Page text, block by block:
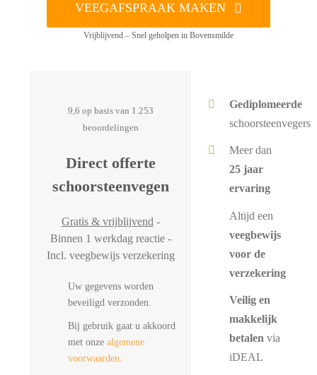
VEEGAFSPRAAK MAKEN
Vrijblijvend – Snel geholpen in Bovensmilde
9,6 op basis van 1.253
beoordelingen
Direct offerte
schoorsteenvegen
Gratis & vrijblijvend -
Binnen 1 werkdag reactie -
Incl. veegbewijs verzekering
Uw gegevens worden
beveiligd verzonden.
Bij gebruik gaat u akkoord
met onze algemene
voorwaarden.
Gediplomeerde
schoorsteenvegers
Meer dan
25 jaar
ervaring
Altijd een
veegbewijs
voor de
verzekering
Veilig en
makkelijk
betalen via
iDEAL